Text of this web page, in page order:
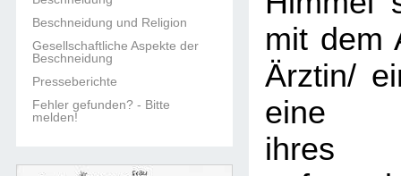
Beschneidung und Religion
Gesellschaftliche Aspekte der
Beschneidung
Presseberichte
Fehler gefunden? - Bitte
melden!
mit dem
Ärztin/
eine
ihres